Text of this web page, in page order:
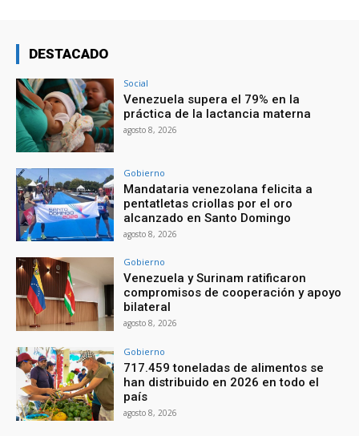
DESTACADO
Social
Venezuela supera el 79% en la
práctica de la lactancia materna
agosto 8, 2026
Gobierno
Mandataria venezolana felicita a
pentatletas criollas por el oro
alcanzado en Santo Domingo
agosto 8, 2026
Gobierno
Venezuela y Surinam ratificaron
compromisos de cooperación y apoyo
bilateral
agosto 8, 2026
Gobierno
717.459 toneladas de alimentos se
han distribuido en 2026 en todo el
país
agosto 8, 2026